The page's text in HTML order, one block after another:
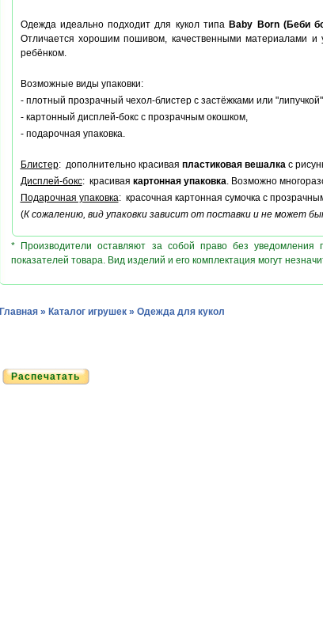
Одежда идеально подходит для кукол типа Baby Born (Беби
Отличается хорошим пошивом, качественными материалами
ребёнком.
Возможные виды упаковки:
- плотный прозрачный чехол-блистер с застёжками или
- картонный дисплей-бокс с прозрачным окошком,
- подарочная упаковка.
Блистер: дополнительно красивая пластиковая вешалкас
Дисплей-бокс: красивая картонная упаковка. Возможно
Подарочная упаковка: красочная картонная сумочка с
(К сожалению, вид упаковки зависит от поставки и не может
* Производители оставляют за собой право без уведомления
показателей товара. Вид изделий и его комплектация могут
Главная » Каталог игрушек » Одежда для кукол
Распечатать